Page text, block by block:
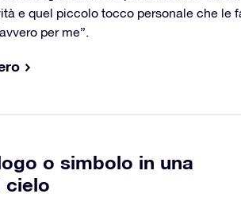
e quel piccolo tocco personale che le
per me”.
o simbolo in una
cielo